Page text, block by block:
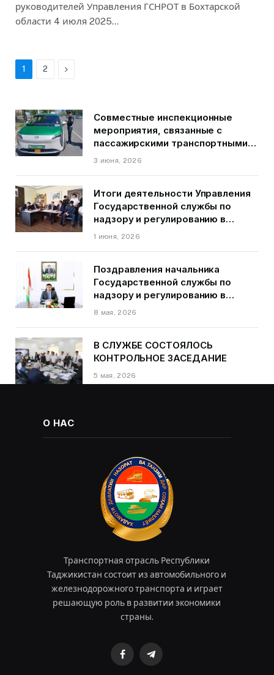
руководителей Управления ГСНРОТ в Бохтарской
области 4 июля 2025…
1 2 Next
Совместные инспекционные
мероприятия, связанные с
пассажирскими транспортными
средствами на территории
3 июня, 2026
Итоги деятельности Управления
Государственной службы по
надзору и регулированию в
области транспорта ГБАО в
1 июня, 2026
Поздравления начальника
Государственной службы по
надзору и регулированию в
области транспорта Курбонзода
8 мая, 2026
В СЛУЖБЕ СОСТОЯЛОСЬ
КОНТРОЛЬНОЕ ЗАСЕДАНИЕ
5 мая, 2026
О НАС
Транспортная отрасль Республики
Таджикистан состоит из автомобильного и
железнодорожного транспорта и играет
решающую роль в развитии экономики
страны.
FacebookTelegram